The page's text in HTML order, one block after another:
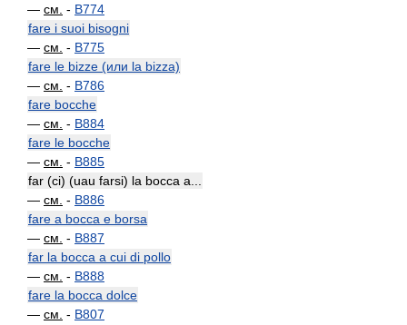
— см. - B774
fare i suoi bisogni
— см. - B775
fare le bizze (или la bizza)
— см. - B786
fare bocche
— см. - B884
fare le bocche
— см. - B885
far (ci) (uau farsi) la bocca a...
— см. - B886
fare a bocca e borsa
— см. - B887
far la bocca a cui di pollo
— см. - B888
fare la bocca dolce
— см. - B807